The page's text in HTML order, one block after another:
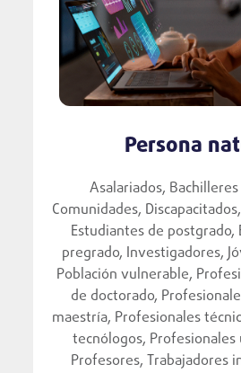
Persona
Asalariados,
Comunidades,
Estudiantes de postgrado,
pregrado, Investigadores,
Población vulnerable,
de doctorado,
maestría, Profesionales
tecnólogos,
Profesores, Trabajadores